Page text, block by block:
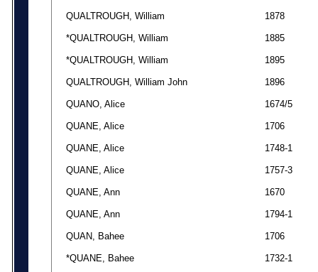
QUALTROUGH, William 1878
*QUALTROUGH, William 1885
*QUALTROUGH, William 1895
QUALTROUGH, William John 1896
QUANO, Alice 1674/5
QUANE, Alice 1706
QUANE, Alice 1748-1
QUANE, Alice 1757-3
QUANE, Ann 1670
QUANE, Ann 1794-1
QUAN, Bahee 1706
*QUANE, Bahee 1732-1